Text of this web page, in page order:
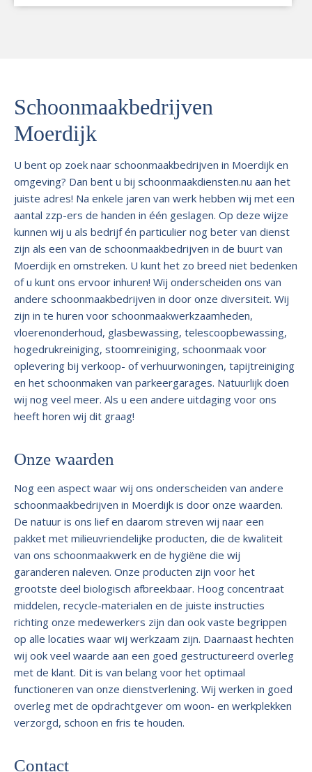
Schoonmaakbedrijven
Moerdijk
U bent op zoek naar schoonmaakbedrijven in Moerdijk en
omgeving? Dan bent u bij schoonmaakdiensten.nu aan het
juiste adres! Na enkele jaren van werk hebben wij met een
aantal zzp-ers de handen in één geslagen. Op deze wijze
kunnen wij u als bedrijf én particulier nog beter van dienst
zijn als een van de schoonmaakbedrijven in de buurt van
Moerdijk en omstreken. U kunt het zo breed niet bedenken
of u kunt ons ervoor inhuren! Wij onderscheiden ons van
andere schoonmaakbedrijven in door onze diversiteit. Wij
zijn in te huren voor schoonmaakwerkzaamheden,
vloerenonderhoud, glasbewassing, telescoopbewassing,
hogedrukreiniging, stoomreiniging, schoonmaak voor
oplevering bij verkoop- of verhuurwoningen, tapijtreiniging
en het schoonmaken van parkeergarages. Natuurlijk doen
wij nog veel meer. Als u een andere uitdaging voor ons
heeft horen wij dit graag!
Onze waarden
Nog een aspect waar wij ons onderscheiden van andere
schoonmaakbedrijven in Moerdijk is door onze waarden.
De natuur is ons lief en daarom streven wij naar een
pakket met milieuvriendelijke producten, die de kwaliteit
van ons schoonmaakwerk en de hygiëne die wij
garanderen naleven. Onze producten zijn voor het
grootste deel biologisch afbreekbaar. Hoog concentraat
middelen, recycle-materialen en de juiste instructies
richting onze medewerkers zijn dan ook vaste begrippen
op alle locaties waar wij werkzaam zijn. Daarnaast hechten
wij ook veel waarde aan een goed gestructureerd overleg
met de klant. Dit is van belang voor het optimaal
functioneren van onze dienstverlening. Wij werken in goed
overleg met de opdrachtgever om woon- en werkplekken
verzorgd, schoon en fris te houden.
Contact